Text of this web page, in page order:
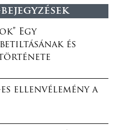
Egy
és
története
es ellenvélemény a